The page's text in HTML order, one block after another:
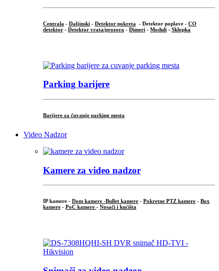
Centrala - Daljinski - Detektor pokreta - Detektor poplave - CO
detektor - Detektor vrata/prozora - Dimeri - Moduli - Sklopka
Parking barijere
Barijere za čuvanje parking mesta
Video Nadzor
Kamere za video nadzor
IP kamere - Dom kamere -Bullet kamere - Pokretne PTZ kamere - Box
kamere - PoC kamere - Nosači i kućišta